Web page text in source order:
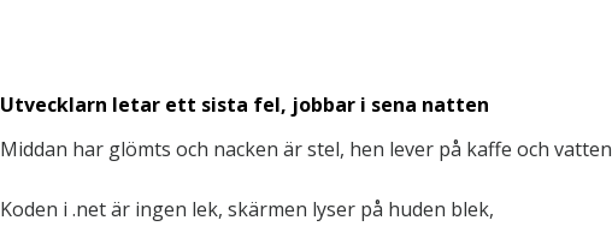
Utvecklarn letar ett sista fel, jobbar i sena natten
Middan har glömts och nacken är stel, hen lever på kaffe och vatten
Koden i .net är ingen lek, skärmen lyser på huden blek,